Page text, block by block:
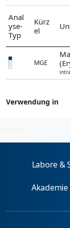
Anal
yse-
Typ
Kürz
el
MGE
Verwendung in
2026-08-06
Labore &
Akademie